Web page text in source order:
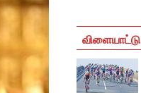
விளையாட்டு